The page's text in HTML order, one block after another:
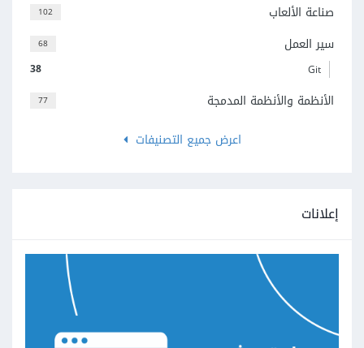
102 صناعة الألعاب
68 سير العمل
38 Git
77
الأنظمة والأنظمة المدمجة
اعرض جميع التصنيفات
إعلانات